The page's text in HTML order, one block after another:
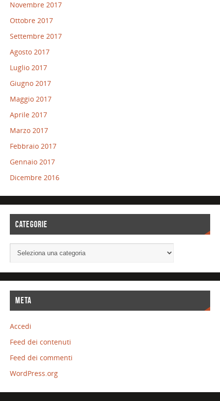
Novembre 2017
Ottobre 2017
Settembre 2017
Agosto 2017
Luglio 2017
Giugno 2017
Maggio 2017
Aprile 2017
Marzo 2017
Febbraio 2017
Gennaio 2017
Dicembre 2016
CATEGORIE
META
Accedi
Feed dei contenuti
Feed dei commenti
WordPress.org